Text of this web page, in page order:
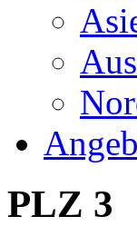
PLZ 3